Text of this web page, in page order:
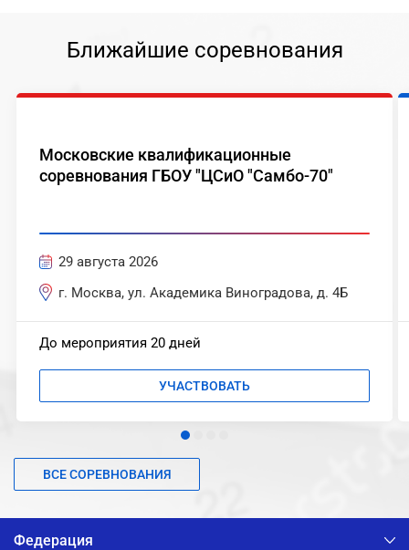
Ближайшие соревнования
Московские квалификационные
соревнования ГБОУ "ЦСиО "Самбо-70"
29 августа 2026
г. Москва, ул. Академика Виноградова, д. 4Б
До мероприятия 20 дней
УЧАСТВОВАТЬ
ВСЕ СОРЕВНОВАНИЯ
Федерация